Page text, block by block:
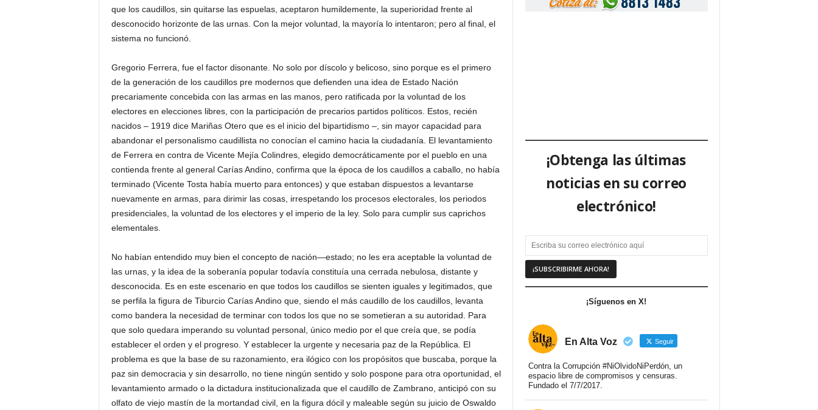
que los caudillos, sin quitarse las espuelas, aceptaron humildemente, la superioridad frente al
desconocido horizonte de las urnas. Con la mejor voluntad, la mayoría lo intentaron; pero al final, el
sistema no funcionó.
Gregorio Ferrera, fue el factor disonante. No solo por díscolo y belicoso, sino porque es el primero
de la generación de los caudillos pre modernos que defienden una idea de Estado Nación
precariamente concebida con las armas en las manos, pero ratificada por la voluntad de los
electores en elecciones libres, con la participación de precarios partidos políticos. Estos, recién
nacidos – 1919 dice Mariñas Otero que es el inicio del bipartidismo –, sin mayor capacidad para
abandonar el personalismo caudillista no conocían el camino hacia la ciudadanía. El levantamiento
de Ferrera en contra de Vicente Mejía Colindres, elegido democráticamente por el pueblo en una
contienda frente al general Carías Andino, confirma que la época de los caudillos a caballo, no había
terminado (Vicente Tosta había muerto para entonces) y que estaban dispuestos a levantarse
nuevamente en armas, para dirimir las cosas, irrespetando los procesos electorales, los periodos
presidenciales, la voluntad de los electores y el imperio de la ley. Solo para cumplir sus caprichos
elementales.
No habían entendido muy bien el concepto de nación—estado; no les era aceptable la voluntad de
las urnas, y la idea de la soberanía popular todavía constituía una cerrada nebulosa, distante y
desconocida. Es en este escenario en que todos los caudillos se sienten iguales y legitimados, que
se perfila la figura de Tiburcio Carías Andino que, siendo el más caudillo de los caudillos, levanta
como bandera la necesidad de terminar con todos los que no se sometieran a su autoridad. Para
que solo quedara imperando su voluntad personal, único medio por el que creía que, se podía
establecer el orden y el progreso. Y establecer la urgente y necesaria paz de la República. El
problema es que la base de su razonamiento, era ilógico con los propósitos que buscaba, porque la
paz sin democracia y sin desarrollo, no tiene ningún sentido y solo pospone para otra oportunidad, el
levantamiento armado o la dictadura institucionalizada que el caudillo de Zambrano, anticipó con su
olfato de viejo mastín de la mortandad civil, en la figura dócil y maleable según su juicio de Oswaldo
¡Obtenga las últimas
noticias en su correo
electrónico!
¡Síguenos en X!
En Alta Voz Seguir
Contra la Corrupción #NiOlvidoNiPerdón, un
espacio libre de compromisos y censuras.
Fundado el 7/7/2017.